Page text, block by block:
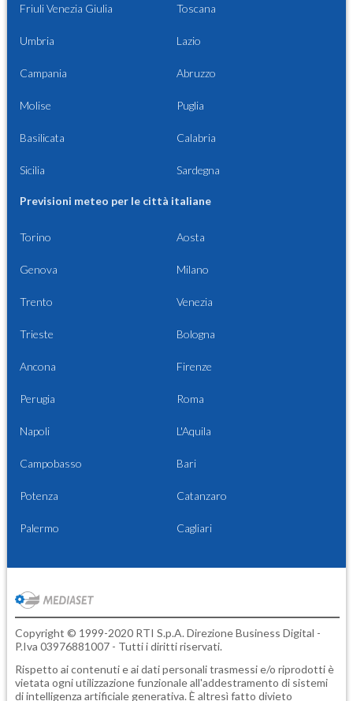
Friuli Venezia Giulia Toscana
Umbria Lazio
Campania Abruzzo
Molise Puglia
Basilicata Calabria
Sicilia Sardegna
Previsioni meteo per le città italiane
Torino Aosta
Genova Milano
Trento Venezia
Trieste Bologna
Ancona Firenze
Perugia Roma
Napoli L'Aquila
Campobasso Bari
Potenza Catanzaro
Palermo Cagliari
Copyright © 1999-2020 RTI S.p.A. Direzione Business Digital -
P.Iva 03976881007 - Tutti i diritti riservati.
Rispetto ai contenuti e ai dati personali trasmessi e/o riprodotti è
vietata ogni utilizzazione funzionale all'addestramento di sistemi
di intelligenza artificiale generativa. È altresì fatto divieto